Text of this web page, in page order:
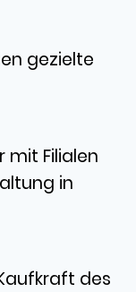
gezielte
mit Filialen
in
des